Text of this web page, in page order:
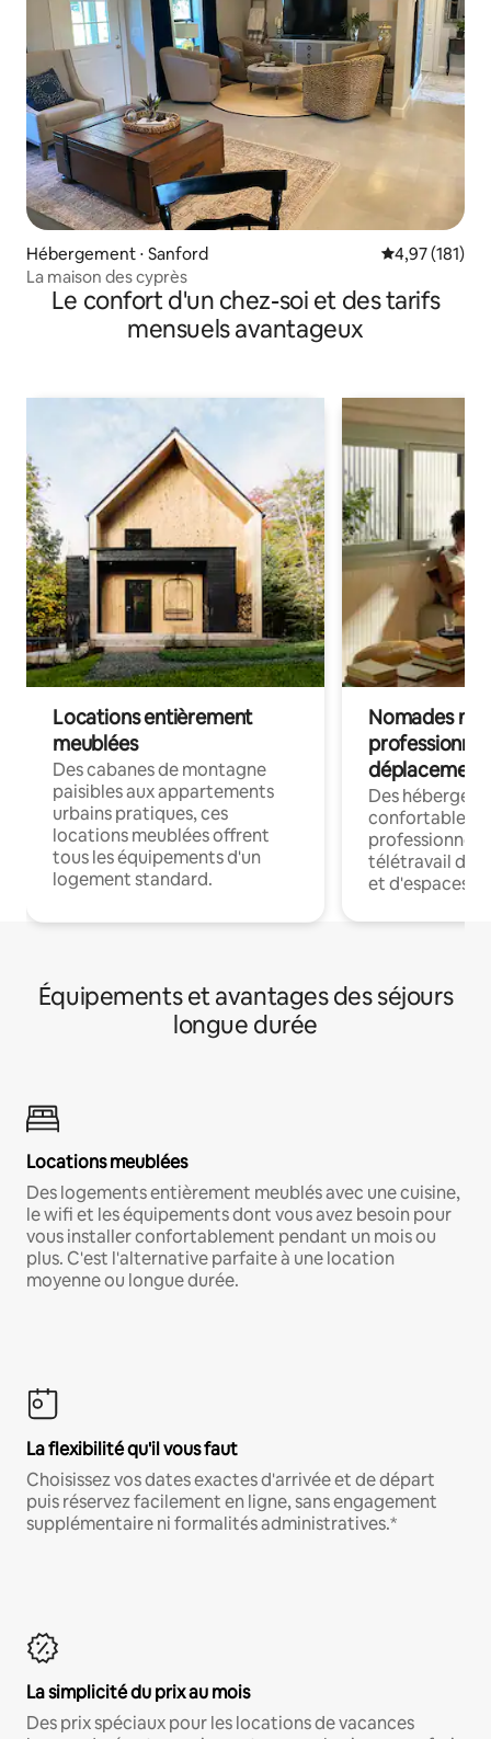
Hébergement ⋅ Sanford Évaluation
4,97 (181)
La maison des cyprès
Le confort d'un chez-soi et des tarifs
mensuels avantageux
Locations entièrement
meublées
Des cabanes de montagne
paisibles aux appartements
urbains pratiques, ces
locations meublées offrent
tous les équipements d'un
logement standard.
Nomades
déplacement
Des
confortables
professionnels
télétravail
et d'espaces
Équipements et avantages des séjours
longue durée
Locations meublées
Des logements entièrement meublés avec une cuisine,
le wifi et les équipements dont vous avez besoin pour
vous installer confortablement pendant un mois ou
plus. C'est l'alternative parfaite à une location
moyenne ou longue durée.
La flexibilité qu'il vous faut
Choisissez vos dates exactes d'arrivée et de départ
puis réservez facilement en ligne, sans engagement
supplémentaire ni formalités administratives.*
La simplicité du prix au mois
Des prix spéciaux pour les locations de vacances